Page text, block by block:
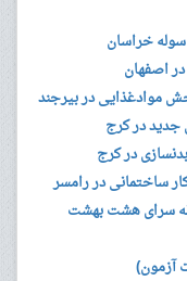
اصفهان
موادغذایی در بیرجند
در کرج
در کرج
ساختمانی در رامسر
سرای هشت بهشت
آزمون)